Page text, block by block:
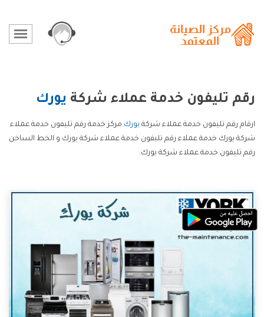
رقم تليفون خدمة عملاء شركة يورك
ارقام رقم تليفون خدمة عملاء شركة يورك مركز خدمة رقم تليفون خدمة عملاء
شركة يورك خدمة عملاء رقم تليفون خدمة عملاء شركة يورك و الخط الساخن
رقم تليفون خدمة عملاء شركة يورك.